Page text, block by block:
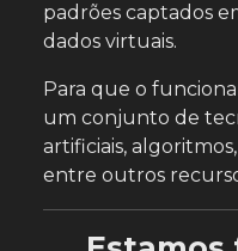
padrões captados
dados virtuais.
Para que o
um conjunto de
artificiais,
entre outros